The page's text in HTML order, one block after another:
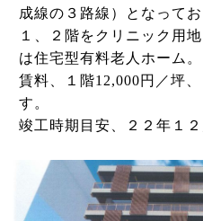
成線の３路線）となってお
１、２階をクリニック用
は住宅型有料老人ホーム。
賃料、１階12,000円／坪
す。
竣工時期目安、２２年１２